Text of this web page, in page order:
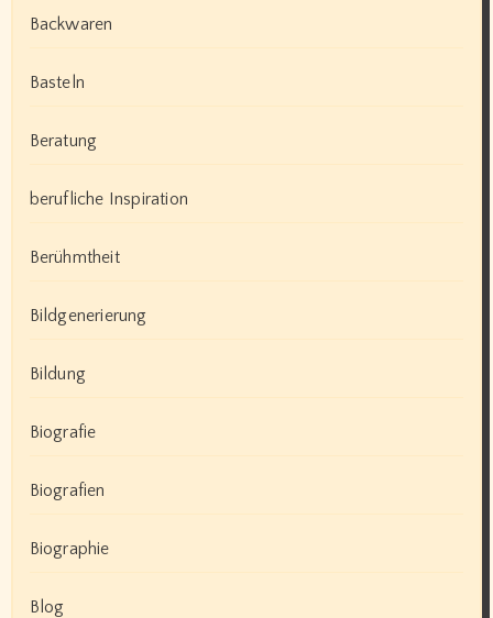
Backwaren
Basteln
Beratung
berufliche Inspiration
Berühmtheit
Bildgenerierung
Bildung
Biografie
Biografien
Biographie
Blog